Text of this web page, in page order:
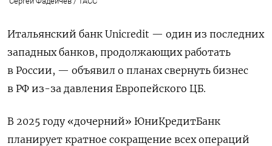
Итальянский банк Unicredit — один из последних
западных банков, продолжающих работать
в России, — объявил о планах свернуть бизнес
в РФ из-за давления Европейского ЦБ.
В 2025 году «дочерний» ЮниКредитБанк
планирует кратное сокращение всех операций